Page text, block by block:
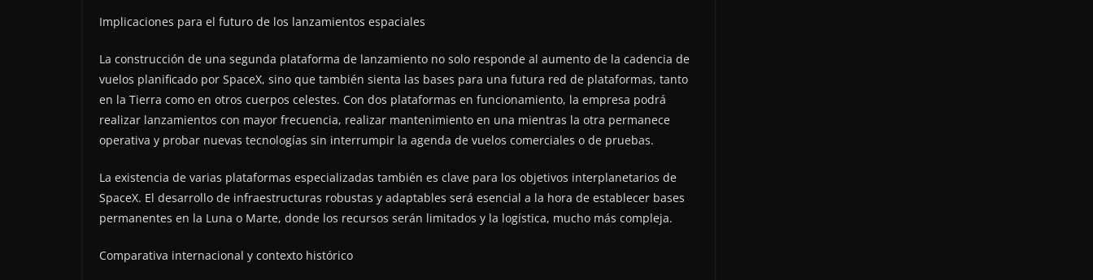
Implicaciones para el futuro de los lanzamientos espaciales
La construcción de una segunda plataforma de lanzamiento no solo responde al aumento de la cadencia de
vuelos planificado por SpaceX, sino que también sienta las bases para una futura red de plataformas, tanto
en la Tierra como en otros cuerpos celestes. Con dos plataformas en funcionamiento, la empresa podrá
realizar lanzamientos con mayor frecuencia, realizar mantenimiento en una mientras la otra permanece
operativa y probar nuevas tecnologías sin interrumpir la agenda de vuelos comerciales o de pruebas.
La existencia de varias plataformas especializadas también es clave para los objetivos interplanetarios de
SpaceX. El desarrollo de infraestructuras robustas y adaptables será esencial a la hora de establecer bases
permanentes en la Luna o Marte, donde los recursos serán limitados y la logística, mucho más compleja.
Comparativa internacional y contexto histórico